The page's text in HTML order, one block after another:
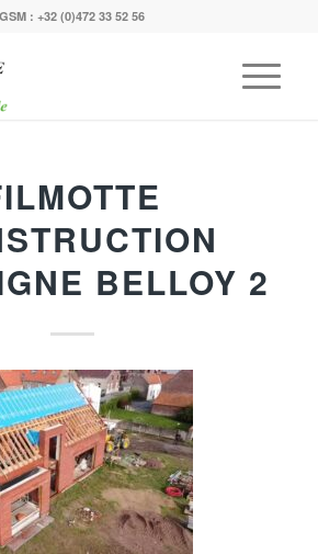
GSM :+32 (0)472 33 52 56
BELLOY 2